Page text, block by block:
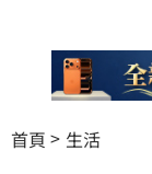
首頁 生活